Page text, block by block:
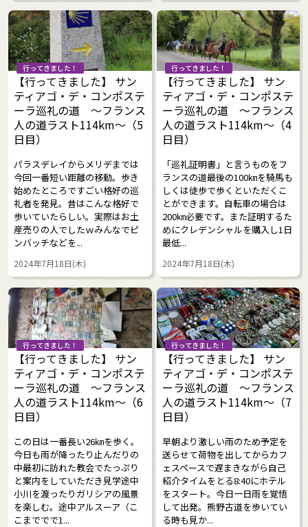
行ってきました！
【行ってきました】 サン
ティアゴ・デ・コンポステ
ーラ巡礼の道 ～フランス
人の道ラスト114km～（5
日目）
パラスデレイからメリデまでは
今回一番短い距離の移動。歩き
始めたところですごい格好の巡
礼者を発見。昔はこんな格好で
歩いていたらしい。実際はお土
産売りの人でしたｗみんなでピ
ンバッチなどを...
2024年7月18日(木)
行ってきました！
【行ってきました】 サン
ティアゴ・デ・コンポステ
ーラ巡礼の道 ～フランス
人の道ラスト114km～（4
日目）
「巡礼証明書」と言うものをフ
ランスの道最後の100㎞を騎馬も
しくは徒歩で歩くといただくこ
とができます。自転車の場合は
200㎞必要です。また証明するた
めにクレデンシャルを購入し1日
最低...
2024年7月18日(木)
行ってきました！
【行ってきました】 サン
ティアゴ・デ・コンポステ
ーラ巡礼の道 ～フランス
人の道ラスト114km～（6
日目）
この日は一番長い26㎞を歩く。
今日も雨が降ったり止んだりの
中最初に訪れた教会でたっぷり
と案内をしていただき見学途中
小川を渡ったりガリシアの風景
を楽しむ。途中アルスーア（こ
こまででで1...
行ってきました！
【行ってきました】 サン
ティアゴ・デ・コンポステ
ーラ巡礼の道 ～フランス
人の道ラスト114km～（7
日目）
早朝より激しい雨のため予定を
送らせて荷物を出してからカフ
ェスペースで遅まきながら自己
紹介タイムをとる8:40にホテル
をスタート。今日一日雨を覚悟
して出発。熊野古道を歩いてい
る時も見か...